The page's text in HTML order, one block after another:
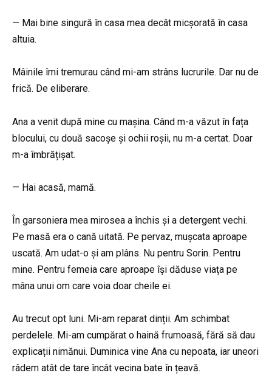
— Mai bine singură în casa mea decât micșorată în casa
altuia.
Mâinile îmi tremurau când mi-am strâns lucrurile. Dar nu de
frică. De eliberare.
Ana a venit după mine cu mașina. Când m-a văzut în fața
blocului, cu două sacoșe și ochii roșii, nu m-a certat. Doar
m-a îmbrățișat.
— Hai acasă, mamă.
În garsoniera mea mirosea a închis și a detergent vechi.
Pe masă era o cană uitată. Pe pervaz, mușcata aproape
uscată. Am udat-o și am plâns. Nu pentru Sorin. Pentru
mine. Pentru femeia care aproape își dăduse viața pe
mâna unui om care voia doar cheile ei.
Au trecut opt luni. Mi-am reparat dinții. Am schimbat
perdelele. Mi-am cumpărat o haină frumoasă, fără să dau
explicații nimănui. Duminica vine Ana cu nepoata, iar uneori
râdem atât de tare încât vecina bate în țeavă.